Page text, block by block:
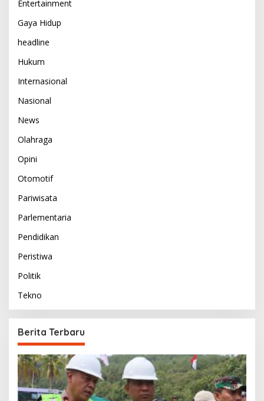
Entertainment
Gaya Hidup
headline
Hukum
Internasional
Nasional
News
Olahraga
Opini
Otomotif
Pariwisata
Parlementaria
Pendidikan
Peristiwa
Politik
Tekno
Berita Terbaru